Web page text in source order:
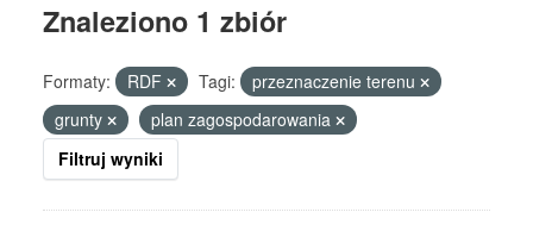
Znaleziono 1 zbiór
Formaty: RDF Tagi:
przeznaczenie terenu
grunty
plan zagospodarowania
Filtruj wyniki